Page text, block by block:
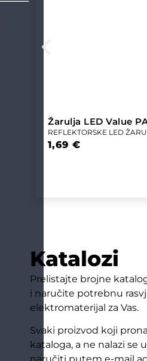
Žarulja LED Value
REFLEKTORSKE LED
1,69€
Katalozi
Prelistajte brojne
i naručite potrebnu
elektromaterijal za Vas.
Svaki proizvod koji
kataloga, a ne nalazi se